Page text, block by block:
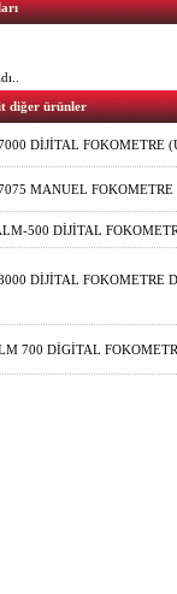
diğer ürünler
DİJİTAL FOKOMETRE
MANUEL
500 DİJİTAL
DİJİTAL FOKOMETRE
700 DİGİTAL